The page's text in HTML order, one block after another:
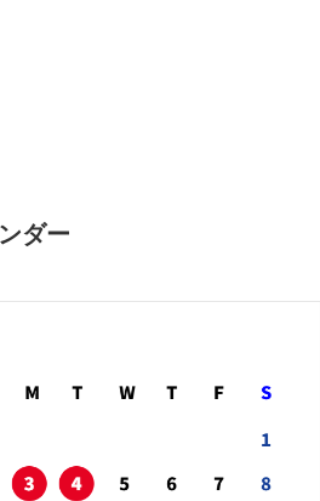
ダー